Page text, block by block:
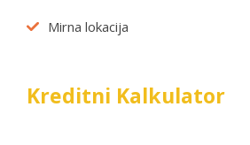
Mirna lokacija
Kreditni Kalkulator